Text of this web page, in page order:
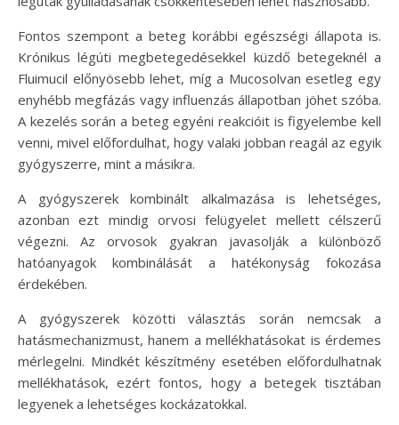
Fontos szempont a beteg korábbi egészségi állapota is.
Krónikus légúti megbetegedésekkel küzdő betegeknél a
Fluimucil előnyösebb lehet, míg a Mucosolvan esetleg egy
enyhébb megfázás vagy influenzás állapotban jöhet szóba.
A kezelés során a beteg egyéni reakcióit is figyelembe kell
venni, mivel előfordulhat, hogy valaki jobban reagál az egyik
gyógyszerre, mint a másikra.
A gyógyszerek kombinált alkalmazása is lehetséges,
azonban ezt mindig orvosi felügyelet mellett célszerű
végezni. Az orvosok gyakran javasolják a különböző
hatóanyagok kombinálását a hatékonyság fokozása
érdekében.
A gyógyszerek közötti választás során nemcsak a
hatásmechanizmust, hanem a mellékhatásokat is érdemes
mérlegelni. Mindkét készítmény esetében előfordulhatnak
mellékhatások, ezért fontos, hogy a betegek tisztában
legyenek a lehetséges kockázatokkal.